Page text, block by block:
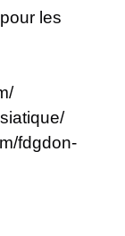
les
fdgdon-